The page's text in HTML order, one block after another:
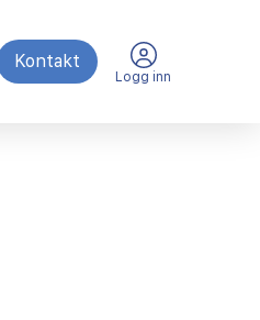
Kontakt
Logg inn